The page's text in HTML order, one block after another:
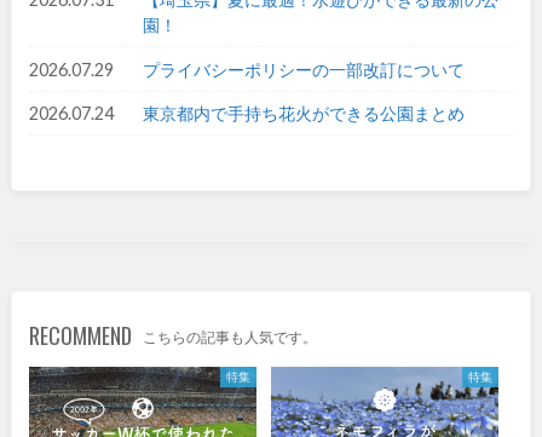
九州・沖縄
鹿児島 沖縄
園！
2026.07.29 プライバシーポリシーの一部改訂について
2026.07.24 東京都内で手持ち花火ができる公園まとめ
RECOMMEND こちらの記事も人気です。
特集 特集